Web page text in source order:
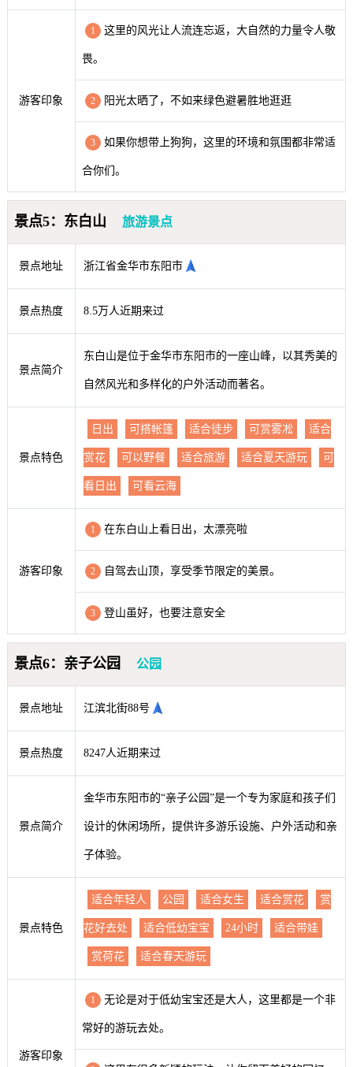
游客印象
1 这里的风光让人流连忘返，大自然的力量令人敬
畏。
2 阳光太晒了，不如来绿色避暑胜地逛逛
3 如果你想带上狗狗，这里的环境和氛围都非常适
合你们。
景点5：东白山 旅游景点
景点地址 浙江省金华市东阳市
景点热度 8.5万人近期来过
景点简介
东白山是位于金华市东阳市的一座山峰，以其秀美的
自然风光和多样化的户外活动而著名。
景点特色
日出 可搭帐篷 适合徒步 可赏雾凇 适合
赏花 可以野餐 适合旅游 适合夏天游玩 可
看日出 可看云海
游客印象
1 在东白山上看日出，太漂亮啦
2 自驾去山顶，享受季节限定的美景。
3 登山虽好，也要注意安全
景点6：亲子公园 公园
景点地址 江滨北街88号
景点热度 8247人近期来过
景点简介
金华市东阳市的“亲子公园”是一个专为家庭和孩子们
设计的休闲场所，提供许多游乐设施、户外活动和亲
子体验。
景点特色
适合年轻人 公园 适合女生 适合赏花 赏
花好去处 适合低幼宝宝 24小时 适合带娃
赏荷花 适合春天游玩
游客印象
1 无论是对于低幼宝宝还是大人，这里都是一个非
常好的游玩去处。